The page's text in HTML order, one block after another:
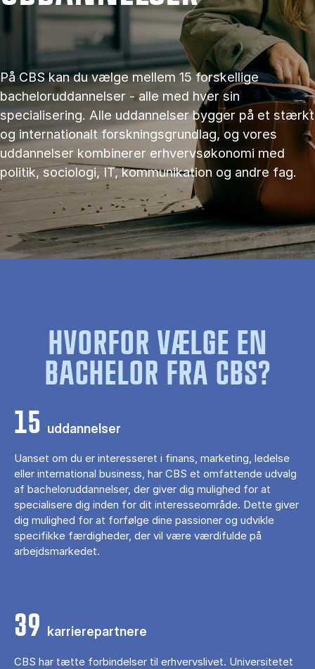
På CBS kan du vælge mellem 15 forskellige
bacheloruddannelser - alle med hver sin
specialisering. Alle uddannelser bygger på et stærkt
og internationalt forskningsgrundlag, og vores
uddannelser kombinerer erhvervsøkonomi med
politik, sociologi, IT, kommunikation og andre fag.
HVORFOR VÆLGE EN
BACHELOR FRA CBS?
15 uddannelser
Uanset om du er interesseret i finans, marketing, ledelse
eller international business, har CBS et omfattende udvalg
af bacheloruddannelser, der giver dig mulighed for at
specialisere dig inden for dit interesseområde. Dette giver
dig mulighed for at forfølge dine passioner og udvikle
specifikke færdigheder, der vil være værdifulde på
arbejdsmarkedet.
39 karrierepartnere
CBS har tætte forbindelser til erhvervslivet. Universitetet